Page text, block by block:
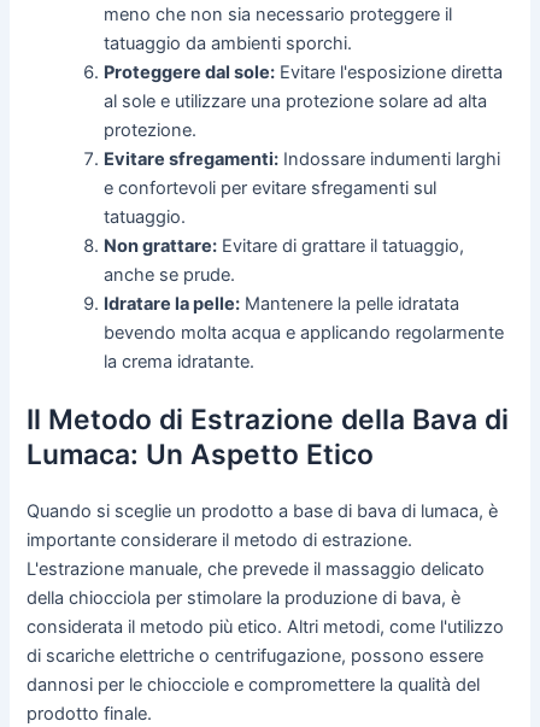
meno che non sia necessario proteggere il
tatuaggio da ambienti sporchi.
Proteggere dal sole: Evitare l'esposizione diretta
al sole e utilizzare una protezione solare ad alta
protezione.
Evitare sfregamenti: Indossare indumenti larghi
e confortevoli per evitare sfregamenti sul
tatuaggio.
Non grattare: Evitare di grattare il tatuaggio,
anche se prude.
Idratare la pelle: Mantenere la pelle idratata
bevendo molta acqua e applicando regolarmente
la crema idratante.
Il Metodo di Estrazione della Bava di
Lumaca: Un Aspetto Etico
Quando si sceglie un prodotto a base di bava di lumaca, è
importante considerare il metodo di estrazione.
L'estrazione manuale, che prevede il massaggio delicato
della chiocciola per stimolare la produzione di bava, è
considerata il metodo più etico. Altri metodi, come l'utilizzo
di scariche elettriche o centrifugazione, possono essere
dannosi per le chiocciole e compromettere la qualità del
prodotto finale.